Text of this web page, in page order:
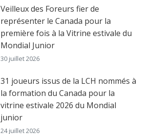
Veilleux des Foreurs fier de
représenter le Canada pour la
première fois à la Vitrine estivale du
Mondial Junior
30 juillet 2026
31 joueurs issus de la LCH nommés à
la formation du Canada pour la
vitrine estivale 2026 du Mondial
junior
24 juillet 2026